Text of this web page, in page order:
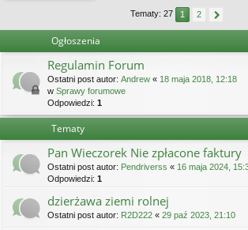
Tematy: 27 1 2
Ogłoszenia
Regulamin Forum
Ostatni post autor: Andrew « 18 maja 2018, 12:18
w Sprawy forumowe
Odpowiedzi: 1
Tematy
Pan Wieczorek Nie zpłacone faktury
Ostatni post autor: Pendriverss « 16 maja 2024,
Odpowiedzi: 1
dzierżawa ziemi rolnej
Ostatni post autor: R2D222 « 29 paź 2023, 21:10